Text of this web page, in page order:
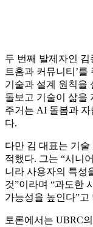
두 번째 발제자인
트홈과 커뮤니티’
기술과 설계 원칙을
돌보고 기술이 삶을
주거는 AI 돌봄과
다.
다만 김 대표는 기술
적했다. 그는 “시니
니라 사용자의 특성
것”이라며 “과도한
가능성을 높인다”고
토론에서는 UBRC